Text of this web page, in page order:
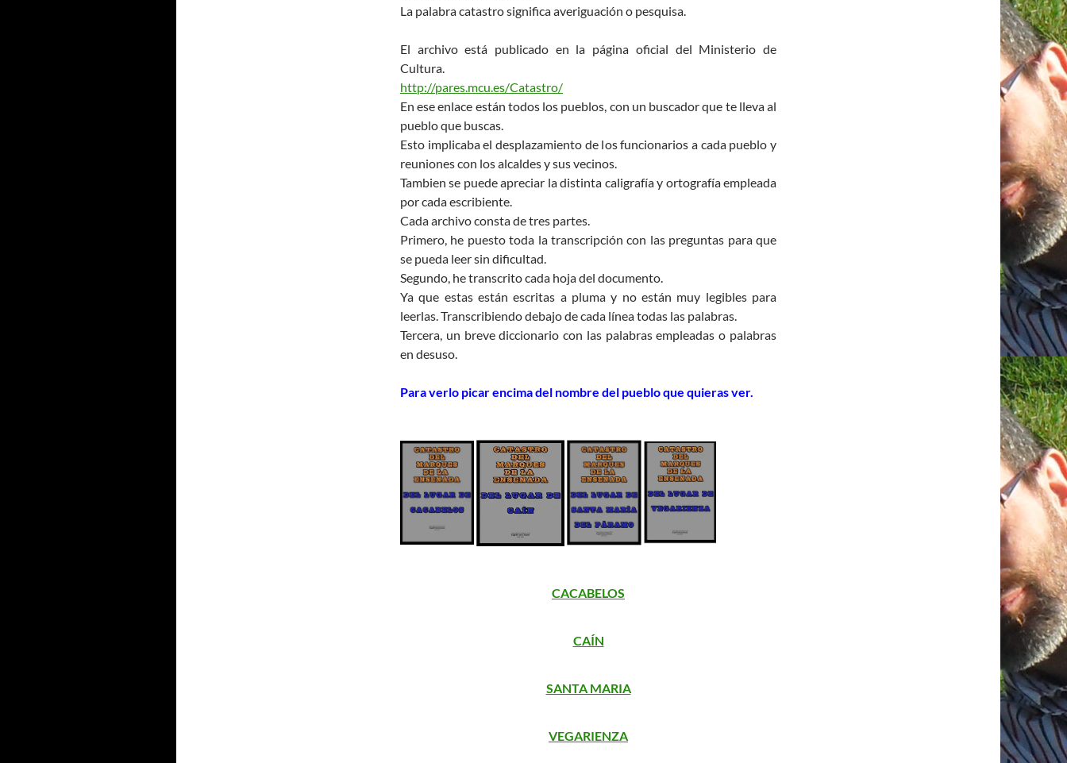
La palabra catastro significa averiguación o pesquisa.
El archivo está publicado en la página oficial del Ministerio de
Cultura.
http://pares.mcu.es/Catastro/
En ese enlace están todos los pueblos, con un buscador que te lleva al
pueblo que buscas.
Esto implicaba el desplazamiento de los funcionarios a cada pueblo y
reuniones con los alcaldes y sus vecinos.
Tambien se puede apreciar la distinta caligrafía y ortografía empleada
por cada escribiente.
Cada archivo consta de tres partes.
Primero, he puesto toda la transcripción con las preguntas para que
se pueda leer sin dificultad.
Segundo, he transcrito cada hoja del documento.
Ya que estas están escritas a pluma y no están muy legibles para
leerlas. Transcribiendo debajo de cada línea todas las palabras.
Tercera, un breve diccionario con las palabras empleadas o palabras
en desuso.
Para verlo picar encima del nombre del pueblo que quieras ver.
CACABELOS
CAÍN
SANTA MARIA
VEGARIENZA